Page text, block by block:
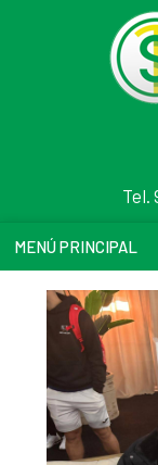
Tel.
MENÚ PRINCIPAL